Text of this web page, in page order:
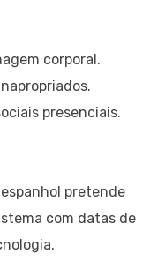
corporal.
presenciais.
pretende
com datas de